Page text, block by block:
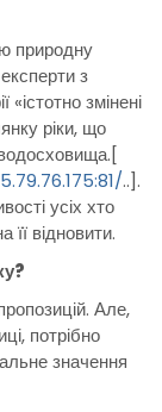
природну
з
«істотно змінені
ріки, що
..].
усіх хто
відновити.
Але,
потрібно
значення